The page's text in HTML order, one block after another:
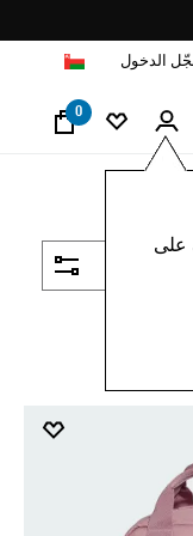
الدخول
0
على